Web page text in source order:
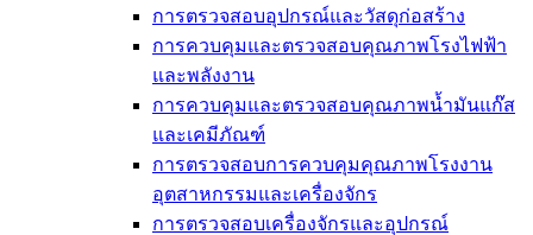
การตรวจสอบอุปกรณ์และวัสดุก่อสร้าง
การควบคุมและตรวจสอบคุณภาพโรงไฟฟ้า
และพลังงาน
การควบคุมและตรวจสอบคุณภาพน้ำมันแก๊ส
และเคมีภัณฑ์
การตรวจสอบการควบคุมคุณภาพโรงงาน
อุตสาหกรรมและเครื่องจักร
การตรวจสอบเครื่องจักรและอุปกรณ์